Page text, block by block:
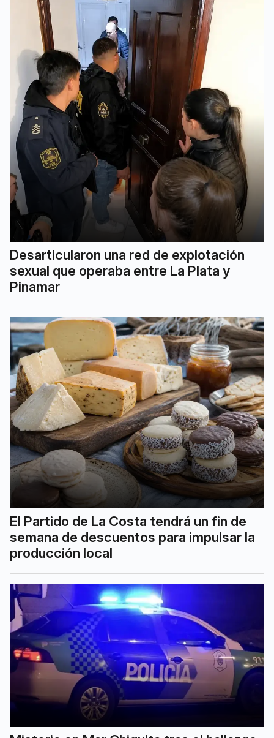
Desarticularon una red de explotación
sexual que operaba entre La Plata y
Pinamar
El Partido de La Costa tendrá un fin de
semana de descuentos para impulsar la
producción local